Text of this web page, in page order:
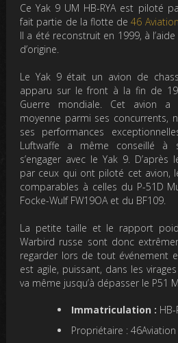
Ce Yak 9 UM HB-RYA est piloté
fait partie de la flotte de46 Aviation
Il a été reconstruit en 1999, à
d’origine.
Le Yak 9 était un avion de
apparu sur le front à la fin de
Guerre mondiale. Cet avion a
moyenne parmi ses concurrents,
ses performances
Luftwaffe a même conseillé à
s’engager avec le Yak 9.
par ceux qui ont piloté cet avion,
comparables à celles du P-51D
Focke-Wulf FW19OA et du BF109.
La petite taille et le rapport
Warbird russe sont donc
regarder lors de tout événement
est agile, puissant, dans les
va même jusqu’à dépasser le P51
Immatriculation : HB-
Propriétaire :46Aviation